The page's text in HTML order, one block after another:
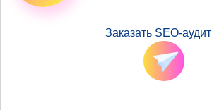
Заказать SEO-аудит